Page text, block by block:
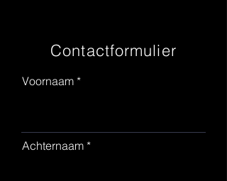
Contactformulier
Voornaam
Achternaam